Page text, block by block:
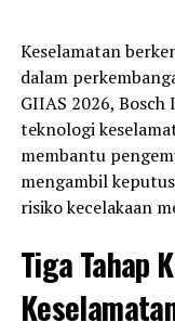
dipastikan
11 pembalap,
Pratama, Candra
yang tampil
di Mandalika
Aldiaz Aqsal
dukungan publik
berada di pundak
Nugroho
Herjun
Aditama, serta
Keselamatan
dalam
GIIAS 2026,
teknologi
membantu
mengambil
risiko kecelakaan
Tiga Tahap